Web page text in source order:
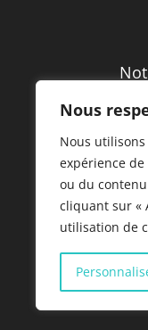
Nous
Nous
expérience
ou du
cliquant sur «
utilisation de
Qui
?
Nos